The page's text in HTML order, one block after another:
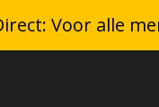
Voor alle